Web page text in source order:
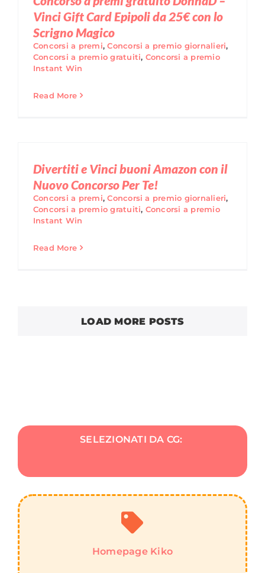
Vinci Gift Card Epipoli da 25€ con lo
Scrigno Magico
Concorsi a premi,Concorsi a premio giornalieri,
Concorsi a premio gratuiti, Concorsi a premio
Instant Win
Read More
Divertiti e Vinci buoni Amazon con il
Nuovo Concorso Per Te!
Concorsi a premi,Concorsi a premio giornalieri,
Concorsi a premio gratuiti, Concorsi a premio
Instant Win
Read More
LOAD MORE POSTS
SELEZIONATI DA CG:
Homepage Kiko